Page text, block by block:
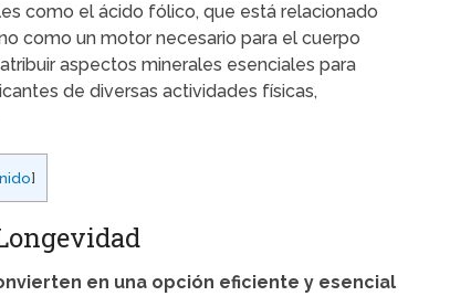
como el ácido fólico, que está relacionado
como un motor necesario para el cuerpo
aspectos minerales esenciales para
de diversas actividades físicas,
]
en una opción eficiente y esencial